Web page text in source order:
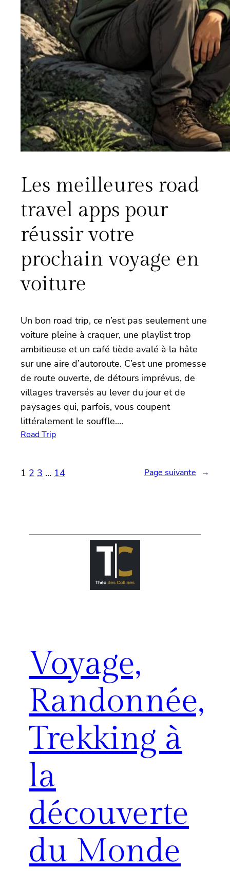
Les meilleures road
travel apps pour
réussir votre
prochain voyage en
voiture
Un bon road trip, ce n’est pas seulement une
voiture pleine à craquer, une playlist trop
ambitieuse et un café tiède avalé à la hâte
sur une aire d’autoroute. C’est une promesse
de route ouverte, de détours imprévus, de
villages traversés au lever du jour et de
paysages qui, parfois, vous coupent
littéralement le souffle.…
Road Trip
1 2 3 … 14 Page suivante →
Voyage,
Randonnée,
Trekking à
la
découverte
du Monde